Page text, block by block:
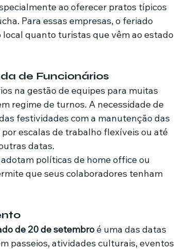
ao oferecer pratos típicos
Para essas empresas, o feriado
quanto turistas que vêm ao estado
de Funcionários
na gestão de equipes para muitas
regime de turnos. A necessidade de
festividades com a manutenção das
escalas de trabalho flexíveis ou até
datas.
políticas de home office ou
que seus colaboradores tenham
de 20 de setembro é uma das datas
passeios, atividades culturais, eventos